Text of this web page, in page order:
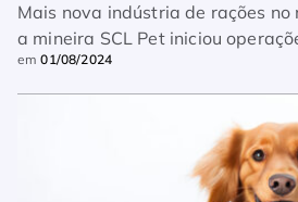
Mais nova indústria de rações no
a mineira SCL Pet iniciou
em dezembro do ano passado, e
suas bases para os […]
em01/08/2024